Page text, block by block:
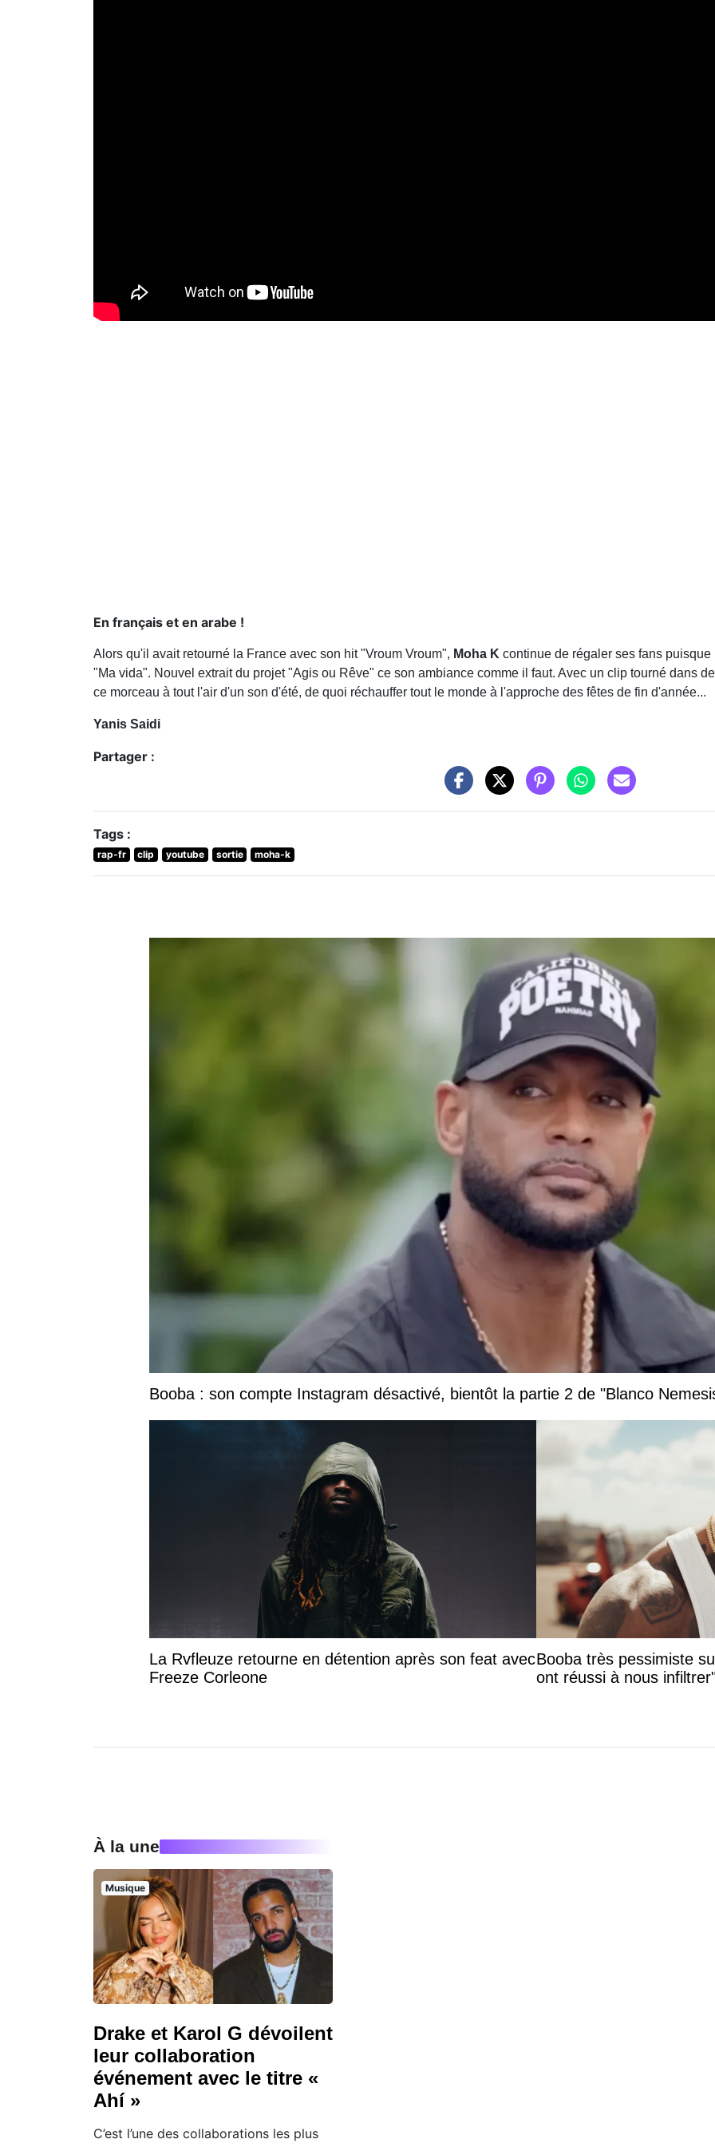
En français et en arabe !
Alors qu'il avait retourné la France avec son hit "Vroum Vroum", Moha K continue de régaler ses fans
"Ma vida". Nouvel extrait du projet "Agis ou Rêve" ce son ambiance comme il faut. Avec un clip tourné dans
ce morceau à tout l'air d'un son d'été, de quoi réchauffer tout le monde à l'approche des fêtes de fin d'année...
Yanis Saidi
Partager :
Tags :
rap-fr clip youtube sortie moha-k
Booba : son compte Instagram désactivé, bientôt la partie 2 de "Blanco
La Rvfleuze retourne en détention après son feat avec
Freeze Corleone
Booba très pessimiste
ont réussi à nous
À la une
Musique
Drake et Karol G dévoilent
leur collaboration
événement avec le titre «
Ahí »
C’est l’une des collaborations les plus